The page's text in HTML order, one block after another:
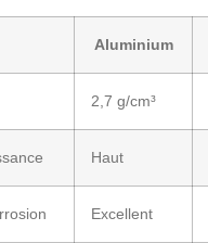
Aluminium
2,7 g/cm³
Haut
Excellent